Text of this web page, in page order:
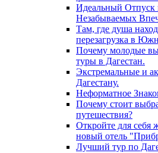
Идеальный Отпуск
Незабываемых
Там, где душа
перезагрузка в
Почему молодые
туры в Дагестан.
Экстремальные и
Дагестану.
Неформатное
Почему стоит
путешествия?
Откройте для себя
новый отель
Лучший тур по